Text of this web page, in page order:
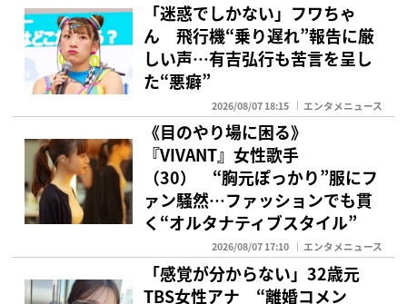
「迷惑でしかない」フワちゃ
ん 飛行機“乗り遅れ”報告に厳
しい声…有吉弘行も苦言を呈し
た“悪癖”
2026/08/07 18:15 エンタメニュース
《目のやり場に困る》
『VIVANT』女性歌手
（30） “胸元ぽっかり”服にフ
ァン騒然…ファッションでも貫
く“オルタナティブスタイル”
2026/08/07 17:10 エンタメニュース
「感覚が分からない」32歳元
TBS女性アナ “離婚コメン